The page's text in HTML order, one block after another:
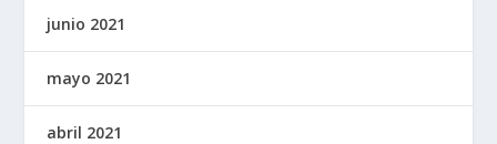
junio 2021
mayo 2021
abril 2021